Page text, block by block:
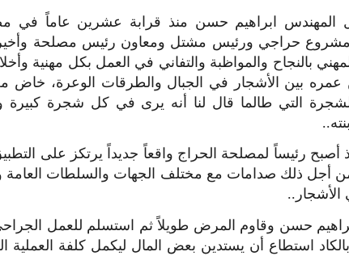
المهندس ابراهيم حسن منذ قرابة عشرين عاماً في
حراجي ورئيس مشتل ومعاون رئيس مصلحة
بالنجاح والمواظبة والتفاني في العمل بكل مهنية
عمره بين الأشجار في الجبال والطرقات الوعرة، خاض
التي طالما قال لنا أنه يرى في كل شجرة
رئيساً لمصلحة الحراج واقعاً جديداً يرتكز على
أجل ذلك صدامات مع مختلف الجهات والسلطات العامة
الأشجار..
حسن وقاوم المرض طويلاً ثم استسلم للعمل
بالكاد استطاع أن يستدين بعض المال ليكمل كلفة العملية